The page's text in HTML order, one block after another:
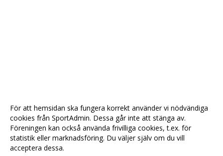
För att hemsidan ska fungera korrekt använder vi nödvändiga
cookies från SportAdmin. Dessa går inte att stänga av.
Föreningen kan också använda frivilliga cookies, t.ex. för
statistik eller marknadsföring. Du väljer själv om du vill
acceptera dessa.